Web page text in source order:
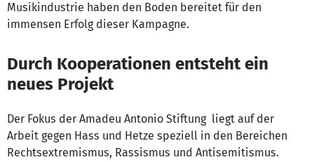
Musikindustrie haben den Boden bereitet für den
immensen Erfolg dieser Kampagne.
Durch Kooperationen entsteht ein
neues Projekt
Der Fokus der Amadeu Antonio Stiftung liegt auf der
Arbeit gegen Hass und Hetze speziell in den Bereichen
Rechtsextremismus, Rassismus und Antisemitismus.